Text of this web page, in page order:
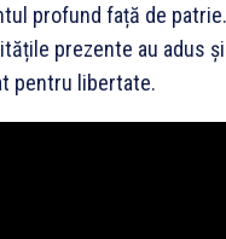
profund față de
prezente au adus
pentru libertate.